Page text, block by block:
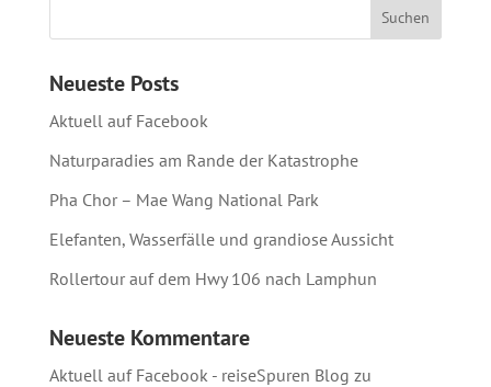
Neueste Posts
Aktuell auf Facebook
Naturparadies am Rande der Katastrophe
Pha Chor – Mae Wang National Park
Elefanten, Wasserfälle und grandiose Aussicht
Rollertour auf dem Hwy 106 nach Lamphun
Neueste Kommentare
Aktuell auf Facebook - reiseSpuren Blog zu